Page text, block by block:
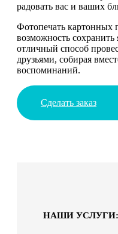
радовать вас и ваших
Фотопечать картонных
возможность
отличный способ
друзьями, собирая
воспоминаний.
Сделать заказ
НАШИ УСЛУГИ: